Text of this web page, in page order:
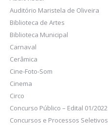
Auditório Maristela de Oliveira
Biblioteca de Artes
Biblioteca Municipal
Carnaval
Cerâmica
Cine-Foto-Som
Cinema
Circo
Concurso Público – Edital 01/2022
Concursos e Processos Seletivos